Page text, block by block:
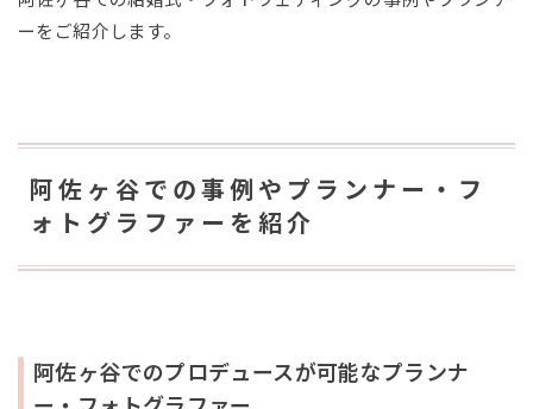
ーをご紹介します。
阿佐ヶ谷での事例やプランナー・フ
ォトグラファーを紹介
阿佐ヶ谷でのプロデュースが可能なプランナ